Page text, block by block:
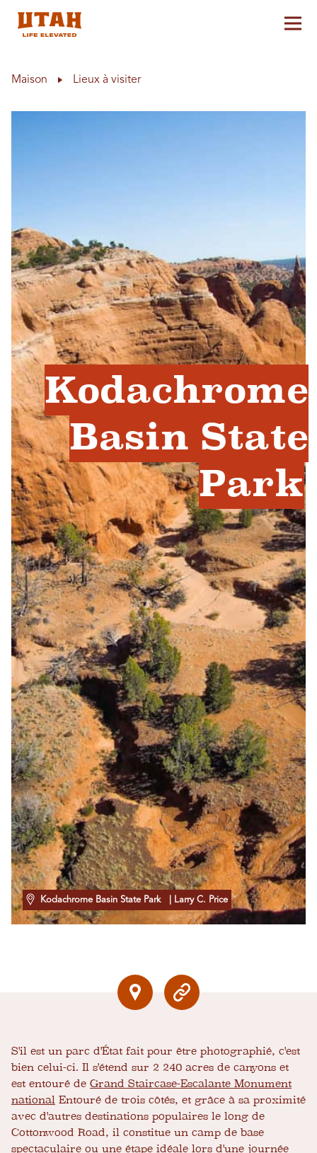
Maison Lieux à visiter
Kodachrome
Basin State
Park
Kodachrome Basin State Park | Larry C. Price
S'il est un parc d'État fait pour être photographié, c'est
bien celui-ci. Il s'étend sur 2 240 acres de canyons et
est entouré de Grand Staircase-Escalante Monument
national Entouré de trois côtés, et grâce à sa proximité
avec d'autres destinations populaires le long de
Cottonwood Road, il constitue un camp de base
spectaculaire ou une étape idéale lors d'une journée